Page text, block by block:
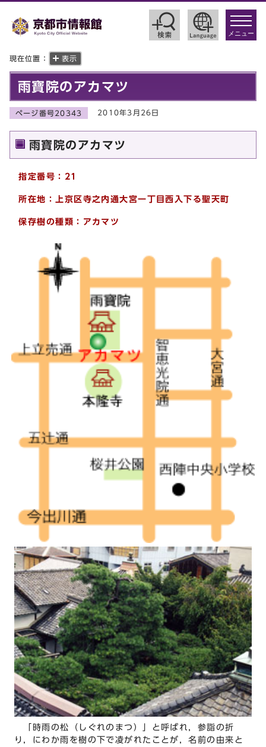
toggle
メニュー
現在位置： 表示
雨寶院のアカマツ
ページ番号20343 2010年3月26日
雨寶院のアカマツ
指定番号：21
所在地：上京区寺之内通大宮一丁目西入下る聖天町
保存樹の種類：アカマツ
「時雨の松（しぐれのまつ）」と呼ばれ，参詣の折
り，にわか雨を樹の下で凌がれたことが，名前の由来と